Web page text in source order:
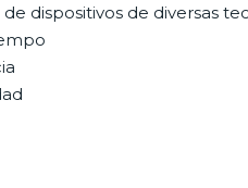
de dispositivos de diversas